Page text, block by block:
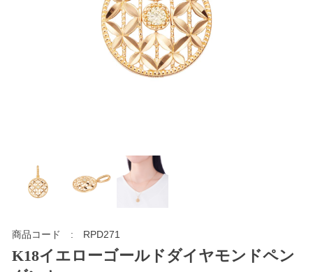
商品コード RPD271
K18イエローゴールドダイヤモンドペン